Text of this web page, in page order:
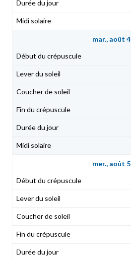
mar., août 4
mer., août 5